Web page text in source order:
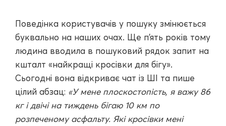
Поведінка користувачів у пошуку змінюється
буквально на наших очах. Ще п'ять років тому
людина вводила в пошуковий рядок запит на
кшталт «найкращі кросівки для бігу».
Сьогодні вона відкриває чат із ШІ та пише
цілий абзац: «У мене плоскостопість, я важу 86
кг і двічі на тиждень бігаю 10 км по
розпеченому асфальту. Які кросівки мені